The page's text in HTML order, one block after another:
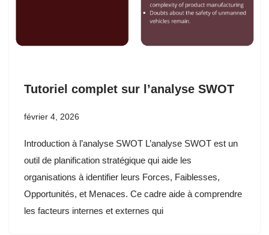
Tutoriel complet sur l’analyse SWOT
février 4, 2026
Introduction à l’analyse SWOT L’analyse SWOT est un
outil de planification stratégique qui aide les
organisations à identifier leurs Forces, Faiblesses,
Opportunités, et Menaces. Ce cadre aide à comprendre
les facteurs internes et externes qui